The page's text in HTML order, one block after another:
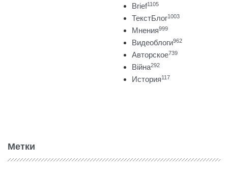
Brief1105
ТекстБлог1003
Мнения999
Видеоблоги962
Авторское739
Війна292
История117
Метки